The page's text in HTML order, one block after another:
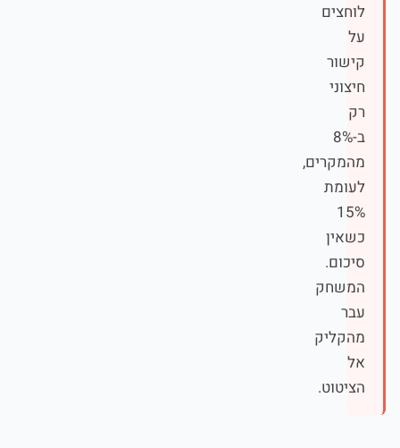
לוחצים
על
קישור
חיצוני
רק
ב-8%
מהמקרים,
לעומת
15%
כשאין
סיכום.
המשחק
עבר
מהקליק
אל
הציטוט.